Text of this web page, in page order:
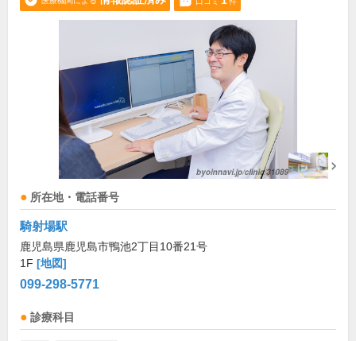
所在地・電話番号
騎射場駅
鹿児島県鹿児島市鴨池2丁目10番21号
1F [地図]
099-298-5771
診療科目